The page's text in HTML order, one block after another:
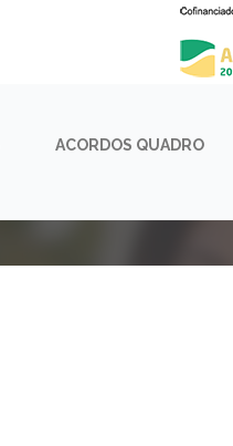
ACORDOS QUADRO